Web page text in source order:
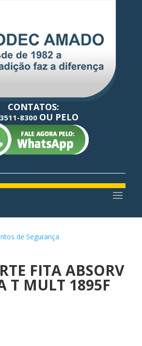
CONTATOS:
3511-8300 OU PELO
de Segurança
FITA ABSORV
T MULT 1895F